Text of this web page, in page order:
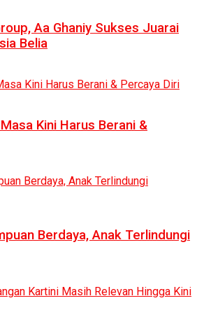
Aa Ghaniy Sukses Juarai
Belia
Kini Harus Berani &
Berdaya, Anak Terlindungi